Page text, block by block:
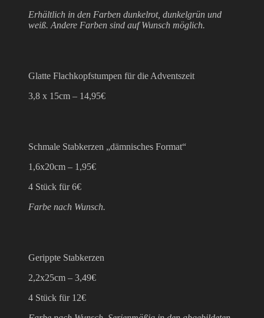
Erhältlich in den Farben dunkelrot, dunkelgrün und
weiß. Andere Farben sind auf Wunsch möglich.
Glatte Flachkopfstumpen für die Adventszeit
3,8 x 15cm – 14,95€
Schmale Stabkerzen „dämnisches Format“
1,6x20cm – 1,95€
4 Stück für 6€
Farbe nach Wunsch.
Gerippte Stabkerzen
2,2x25cm – 3,49€
4 Stück für 12€